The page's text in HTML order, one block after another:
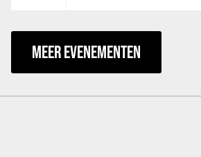
MEER EVENEMENTEN